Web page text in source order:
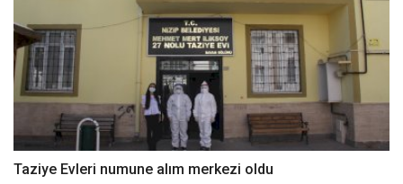
Taziye Evleri numune alım merkezi oldu